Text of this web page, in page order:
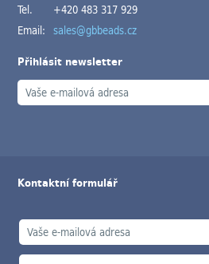
Tel.
+420 483 317 929
Email: sales@gbbeads.cz
Přihlásit newsletter
Kontaktní formulář